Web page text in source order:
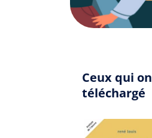
Ceux qui
téléchargé